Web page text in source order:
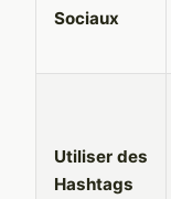
Sociaux
Utiliser des
Hashtags